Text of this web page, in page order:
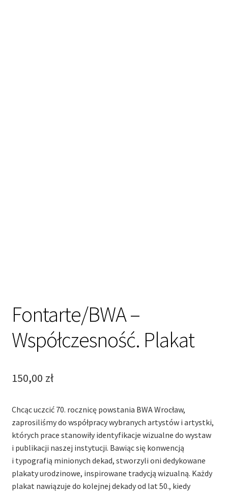
Fontarte/BWA –
Współczesność. Plakat
150,00 zł
Chcąc uczcić 70. rocznicę powstania BWA Wrocław,
zaprosiliśmy do współpracy wybranych artystów i artystki,
których prace stanowiły identyfikacje wizualne do wystaw
i publikacji naszej instytucji. Bawiąc się konwencją
i typografią minionych dekad, stworzyli oni dedykowane
plakaty urodzinowe, inspirowane tradycją wizualną. Każdy
plakat nawiązuje do kolejnej dekady od lat 50., kiedy